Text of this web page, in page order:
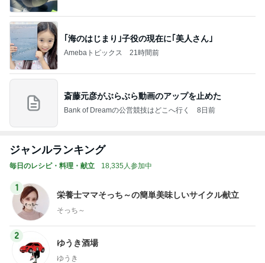
｢海のはじまり｣子役の現在に｢美人さん｣
Amebaトピックス 21時間前
斎藤元彦がぶらぶら動画のアップを止めた
Bank of Dreamの公営競技はどこへ行く 8日前
ジャンルランキング
毎日のレシピ・料理・献立 18,335人参加中
1
栄養士ママそっち～の簡単美味しいサイクル献立
そっち～
2
ゆうき酒場
ゆうき